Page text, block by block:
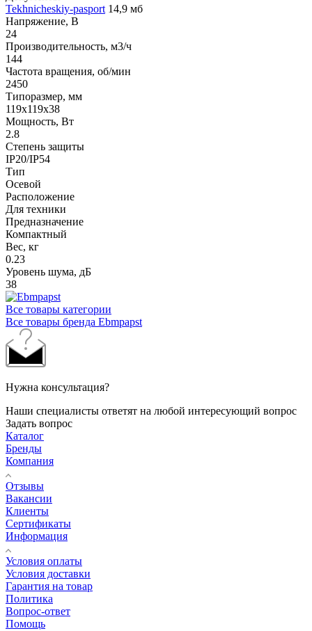
Tekhnicheskiy-pasport 14,9 мб
Напряжение, В
24
Производительность, м3/ч
144
Частота вращения, об/мин
2450
Типоразмер, мм
119x119x38
Мощность, Вт
2.8
Степень защиты
IP20/IP54
Тип
Осевой
Расположение
Для техники
Предназначение
Компактный
Вес, кг
0.23
Уровень шума, дБ
38
Все товары категории
Все товары бренда Ebmpapst
Нужна консультация?
Наши специалисты ответят на любой интересующий вопрос
Задать вопрос
Каталог
Бренды
Компания
Отзывы
Вакансии
Клиенты
Сертификаты
Информация
Условия оплаты
Условия доставки
Гарантия на товар
Политика
Вопрос-ответ
Помощь